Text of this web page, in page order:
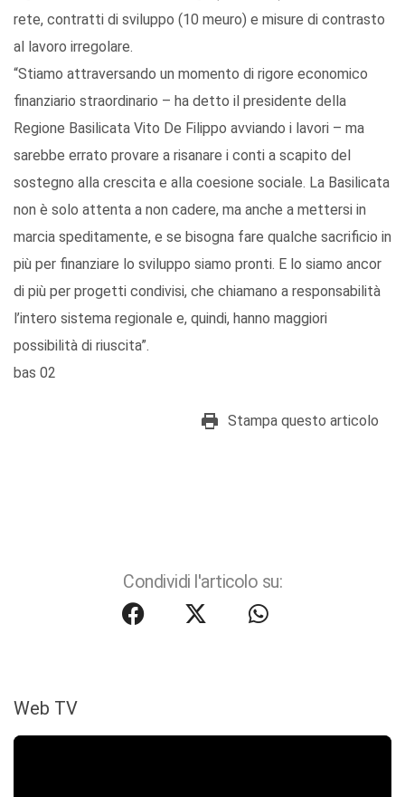
rete, contratti di sviluppo (10 meuro) e misure di contrasto
al lavoro irregolare.
“Stiamo attraversando un momento di rigore economico
finanziario straordinario – ha detto il presidente della
Regione Basilicata Vito De Filippo avviando i lavori – ma
sarebbe errato provare a risanare i conti a scapito del
sostegno alla crescita e alla coesione sociale. La Basilicata
non è solo attenta a non cadere, ma anche a mettersi in
marcia speditamente, e se bisogna fare qualche sacrificio in
più per finanziare lo sviluppo siamo pronti. E lo siamo ancor
di più per progetti condivisi, che chiamano a responsabilità
l’intero sistema regionale e, quindi, hanno maggiori
possibilità di riuscita”.
bas 02
Stampa questo articolo
Condividi l'articolo su:
Web TV